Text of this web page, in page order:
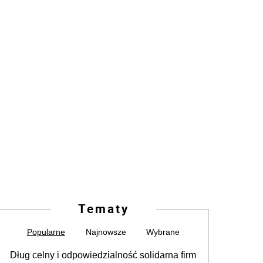
Tematy
Popularne Najnowsze Wybrane
Dług celny i odpowiedzialność solidarna firm